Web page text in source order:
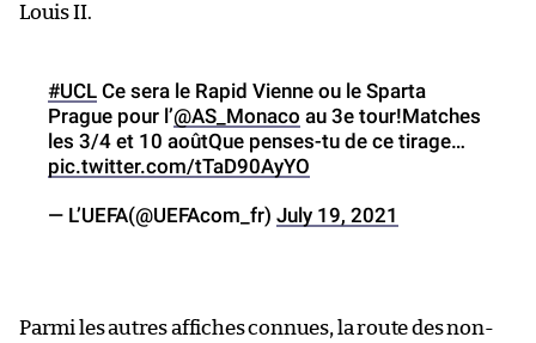
Louis II.
#UCL Ce sera le Rapid Vienne ou le Sparta
Prague pour l’@AS_Monaco au 3e tour!Matches
les 3/4 et 10 aoûtQue penses-tu de ce tirage…
pic.twitter.com/tTaD90AyYO
— L’UEFA(@UEFAcom_fr) July 19, 2021
Parmi les autres affiches connues, la route des non-